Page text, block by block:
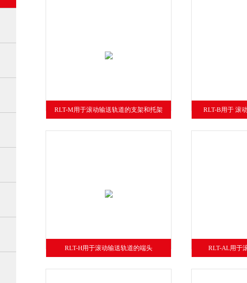
RLT-M用于滚动输送轨道的支架和托架 RLT-B用于 滚
RLT-H用于滚动输送轨道的端头
RLT-AL用于